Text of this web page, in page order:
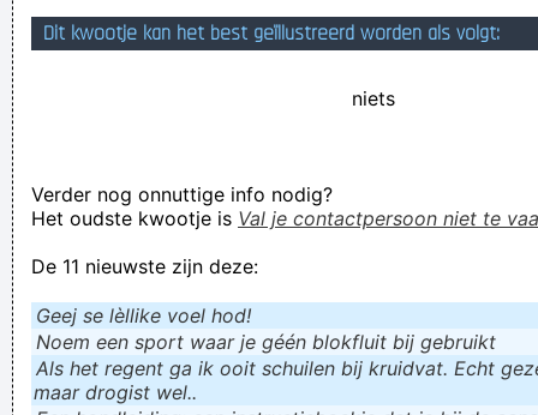
Jim was an interesting man, he learned from his ancestors
I am sorry, I can help nothing. But it is assured, that you will
find the correct decision.
Verknoei je tijd op een nuttige manier!
Geej se lèllike voel hod!
Dit kwootje kan het best geïllustreerd worden als volgt:
niets
Verder nog onnuttige info nodig?
Het oudste kwootje is Val je contactpersoon niet te
De 11 nieuwste zijn deze:
Geej se lèllike voel hod!
Noem een sport waar je géén blokfluit bij gebruikt
Als het regent ga ik ooit schuilen bij kruidvat. Echt
maar drogist wel..